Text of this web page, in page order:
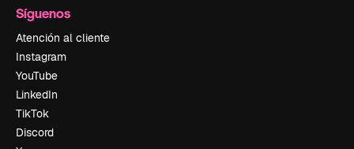
Síguenos
Atención al cliente
Instagram
YouTube
LinkedIn
TikTok
Discord